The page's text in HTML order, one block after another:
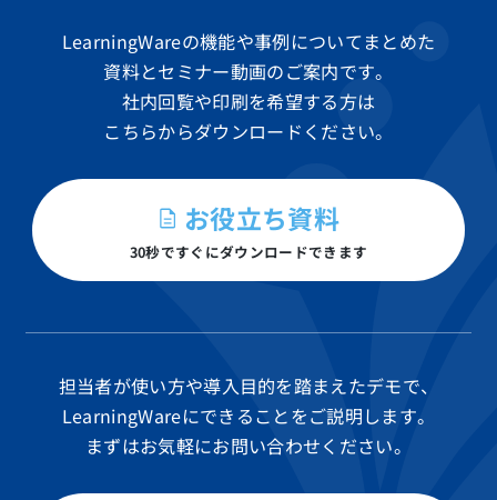
LearningWareの機能や事例についてまとめた
資料とセミナー動画のご案内です。
社内回覧や印刷を希望する方は
こちらからダウンロードください。
お役立ち資料
30秒ですぐにダウンロードできます
担当者が使い方や導入目的を踏まえたデモで、
LearningWareにできることをご説明します。
まずはお気軽にお問い合わせください。